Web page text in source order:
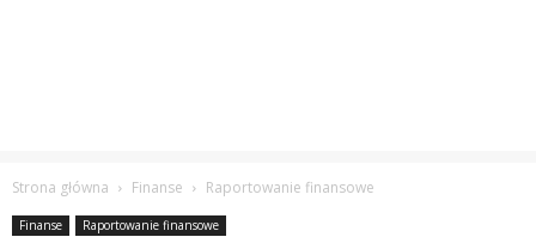
Strona główna Finanse Raportowanie finansowe
Finanse Raportowanie finansowe